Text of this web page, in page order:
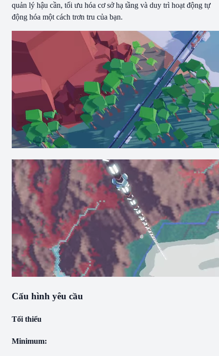
quản lý hậu cần, tối ưu hóa cơ sở hạ tầng và duy trì hoạt động tự
động hóa một cách trơn tru của bạn.
Cấu hình yêu cầu
Tối thiểu
Minimum: